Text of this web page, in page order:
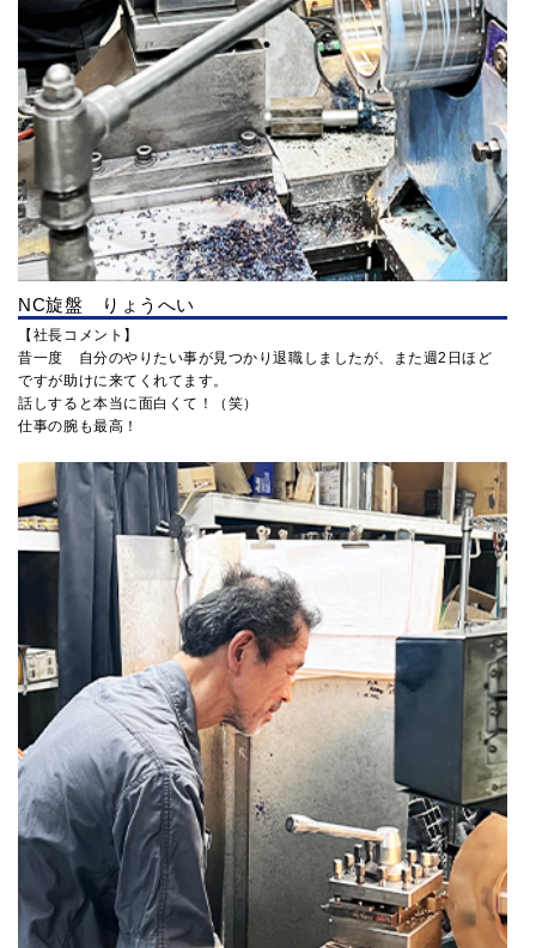
NC旋盤 りょうへい
【社長コメント】
昔一度 自分のやりたい事が見つかり退職しましたが、また週2日ほど
ですが助けに来てくれてます。
話しすると本当に面白くて！（笑）
仕事の腕も最高！